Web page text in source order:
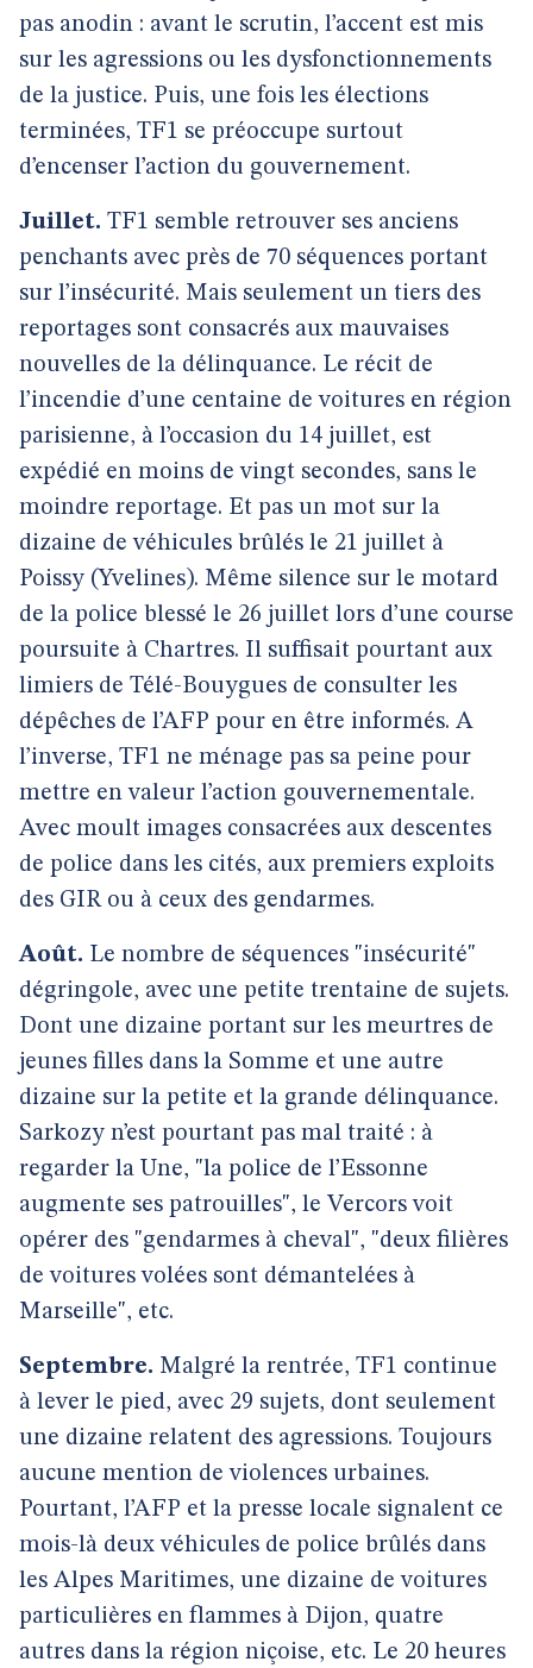
pas anodin : avant le scrutin, l’accent est mis
sur les agressions ou les dysfonctionnements
de la justice. Puis, une fois les élections
terminées, TF1 se préoccupe surtout
d’encenser l’action du gouvernement.
Juillet. TF1 semble retrouver ses anciens
penchants avec près de 70 séquences portant
sur l’insécurité. Mais seulement un tiers des
reportages sont consacrés aux mauvaises
nouvelles de la délinquance. Le récit de
l’incendie d’une centaine de voitures en région
parisienne, à l’occasion du 14 juillet, est
expédié en moins de vingt secondes, sans le
moindre reportage. Et pas un mot sur la
dizaine de véhicules brûlés le 21 juillet à
Poissy (Yvelines). Même silence sur le motard
de la police blessé le 26 juillet lors d’une course
poursuite à Chartres. Il suffisait pourtant aux
limiers de Télé-Bouygues de consulter les
dépêches de l’AFP pour en être informés. A
l’inverse, TF1 ne ménage pas sa peine pour
mettre en valeur l’action gouvernementale.
Avec moult images consacrées aux descentes
de police dans les cités, aux premiers exploits
des GIR ou à ceux des gendarmes.
Août. Le nombre de séquences "insécurité"
dégringole, avec une petite trentaine de sujets.
Dont une dizaine portant sur les meurtres de
jeunes filles dans la Somme et une autre
dizaine sur la petite et la grande délinquance.
Sarkozy n’est pourtant pas mal traité : à
regarder la Une, "la police de l’Essonne
augmente ses patrouilles", le Vercors voit
opérer des "gendarmes à cheval", "deux filières
de voitures volées sont démantelées à
Marseille", etc.
Septembre. Malgré la rentrée, TF1 continue
à lever le pied, avec 29 sujets, dont seulement
une dizaine relatent des agressions. Toujours
aucune mention de violences urbaines.
Pourtant, l’AFP et la presse locale signalent ce
mois-là deux véhicules de police brûlés dans
les Alpes Maritimes, une dizaine de voitures
particulières en flammes à Dijon, quatre
autres dans la région niçoise, etc. Le 20 heures